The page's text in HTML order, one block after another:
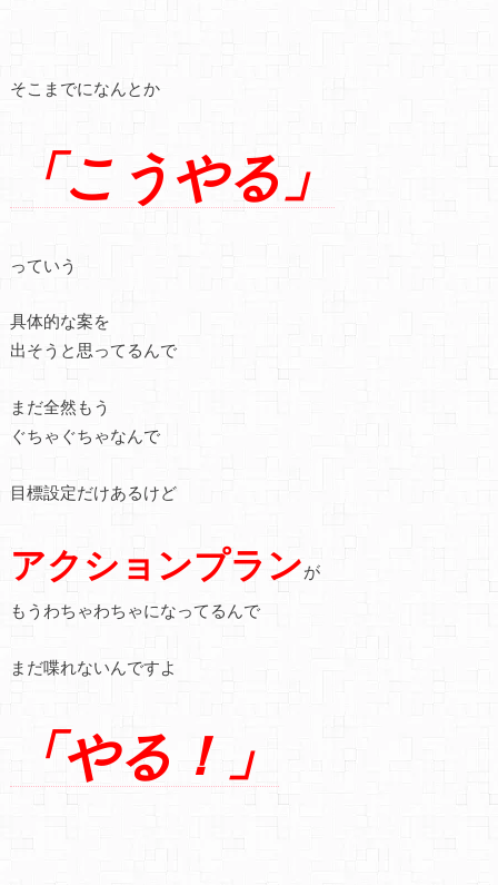
そこまでになんとか
「こうやる」
っていう
具体的な案を
出そうと思ってるんで
まだ全然もう
ぐちゃぐちゃなんで
目標設定だけあるけど
アクションプランが
もうわちゃわちゃになってるんで
まだ喋れないんですよ
「やる！」